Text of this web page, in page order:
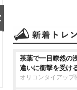
茶葉で一目瞭然の
違いに衝撃を受け
オリコンタイアップ